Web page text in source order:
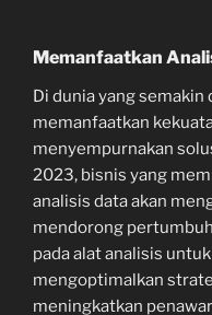
Memanfaatkan
Di dunia yang
memanfaatkan
menyempurnakan
2023, bisnis yang
analisis data akan
mendorong
pada alat analisis
mengoptimalkan
meningkatkan